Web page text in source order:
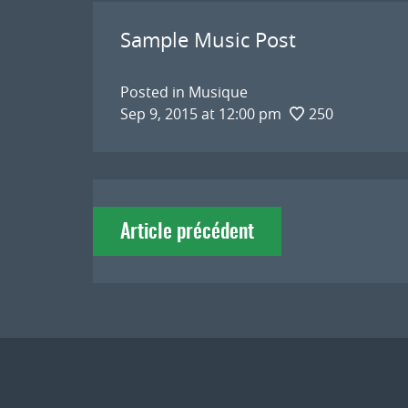
Sample Music Post
Posted in Musique
Sep 9, 2015 at 12:00 pm
250
Navigation
deArticle précédent